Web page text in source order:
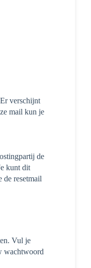
verschijnt
mail kun je
de
kunt dit
de resetmail
Vul je
wachtwoord